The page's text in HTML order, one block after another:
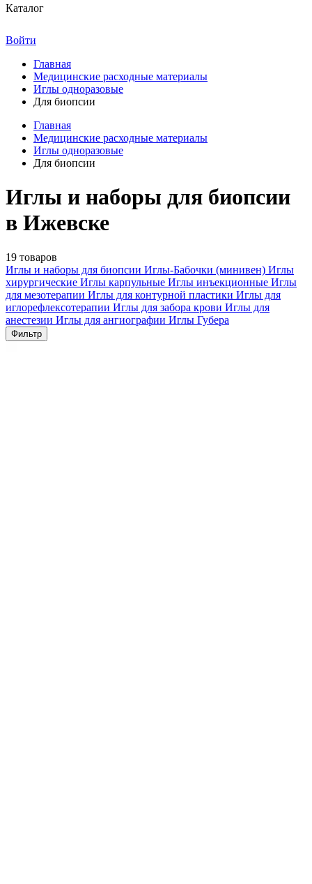
Каталог
Войти
Главная
Медицинские расходные материалы
Иглы одноразовые
Для биопсии
Главная
Медицинские расходные материалы
Иглы одноразовые
Для биопсии
Иглы и наборы для биопсии
в Ижевске
19 товаров
Иглы и наборы для биопсии Иглы-Бабочки (минивен) Иглы
хирургические Иглы карпульные Иглы инъекционные Иглы
для мезотерапии Иглы для контурной пластики Иглы для
иглорефлексотерапии Иглы для забора крови Иглы для
анестезии Иглы для ангиографии Иглы Губера
Фильтр